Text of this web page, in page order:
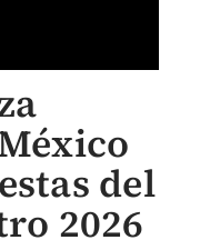
del
2026